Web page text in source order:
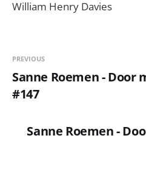
William Henry Davies
PREVIOUS
Sanne Roemen - Door
#147
Sanne Roemen -